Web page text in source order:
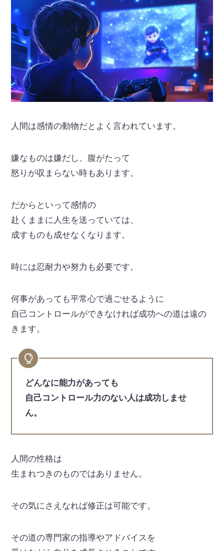
人間は感情の動物だとよく言われています。
嫌なものは嫌だし、腹がたって
怒りが収まらない時もあります。
だからといって感情の
赴くままに人生を送っていては、
成すものも成せなくなります。
時には忍耐力や努力も必要です。
何事があっても平常心で過ごせるように
自己コントロールができなければ成功への道は遠の
きます。
どんなに能力があっても
自己コントロール力のない人は成功しませ
ん。
人間の性格は
生まれつきのものではありません。
その気にさえなれば修正は可能です。
その道の専門家の指導やアドバイスを